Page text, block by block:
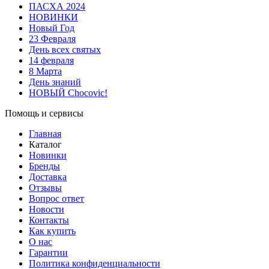
ПАСХА 2024
НОВИНКИ
Новый Год
23 Февраля
День всех святых
14 февраля
8 Марта
День знаний
НОВЫЙ Chocovic!
Помощь и сервисы
Главная
Каталог
Новинки
Бренды
Доставка
Отзывы
Вопрос ответ
Новости
Контакты
Как купить
О нас
Гарантии
Политика конфиденциальности